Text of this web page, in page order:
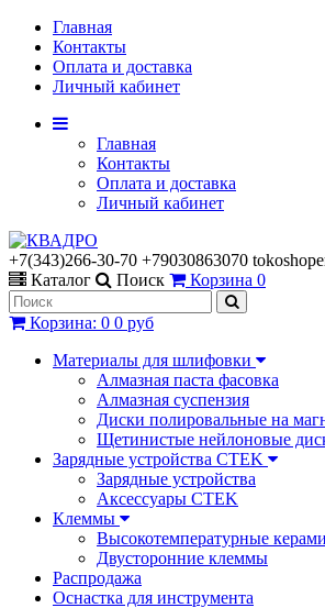
Главная
Контакты
Оплата и доставка
Личный кабинет
Главная
Контакты
Оплата и доставка
Личный кабинет
+7(343)266-30-70 +79030863070
Каталог
Поиск Корзина 0
Корзина: 0 0 руб
Материалы для шлифовки
Алмазная паста фасовка
Алмазная суспензия
Диски полировальные на
Щетинистые нейлоновые
Зарядные устройства CTEK
Зарядные устройства
Аксессуары CTEK
Клеммы
Высокотемпературные
Двусторонние клеммы
Распродажа
Оснастка для инструмента